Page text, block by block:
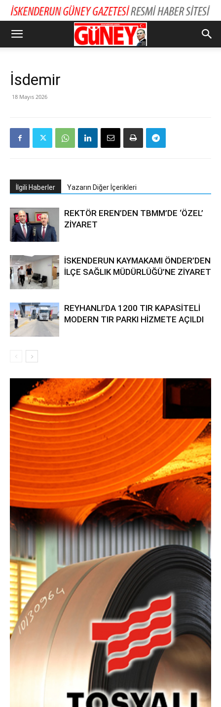
İsdemir
18 Mayıs 2026
İlgili Haberler Yazarın Diğer İçerikleri
REKTÖR EREN’DEN TBMM’DE ‘ÖZEL’
ZİYARET
İSKENDERUN KAYMAKAMI ÖNDER’DEN
İLÇE SAĞLIK MÜDÜRLÜĞÜ’NE ZİYARET
REYHANLI’DA 1200 TIR KAPASİTELİ
MODERN TIR PARKI HİZMETE AÇILDI